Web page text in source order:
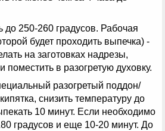
до 250-260 градусов. Рабочая
будет проходить выпечка) -
на заготовках надрезы,
поместить в разогретую духовку.
разогретый поддон/
снизить температуру до
10 минут. Если необходимо
градусов и еще 10-20 минут. До